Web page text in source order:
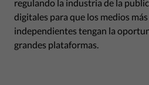
regulando la industria de la
digitales para que los medios
independientes tengan la
grandes plataformas.